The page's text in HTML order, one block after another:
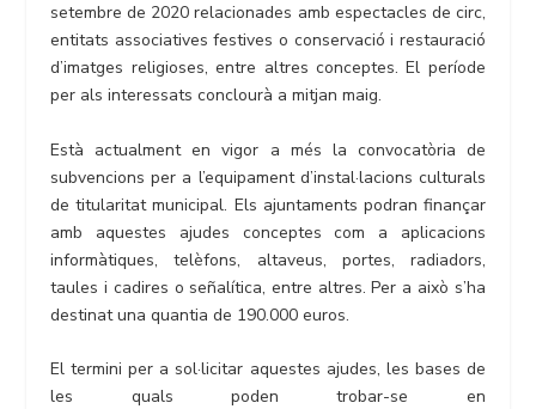
setembre de 2020 relacionades amb espectacles de circ,
entitats associatives festives o conservació i restauració
d’imatges religioses, entre altres conceptes. El període
per als interessats conclourà a mitjan maig.
Està actualment en vigor a més la convocatòria de
subvencions per a l’equipament d’instal·lacions culturals
de titularitat municipal. Els ajuntaments podran finançar
amb aquestes ajudes conceptes com a aplicacions
informàtiques, telèfons, altaveus, portes, radiadors,
taules i cadires o señalítica, entre altres. Per a això s’ha
destinat una quantia de 190.000 euros.
El termini per a sol·licitar aquestes ajudes, les bases de
les quals poden trobar-se en